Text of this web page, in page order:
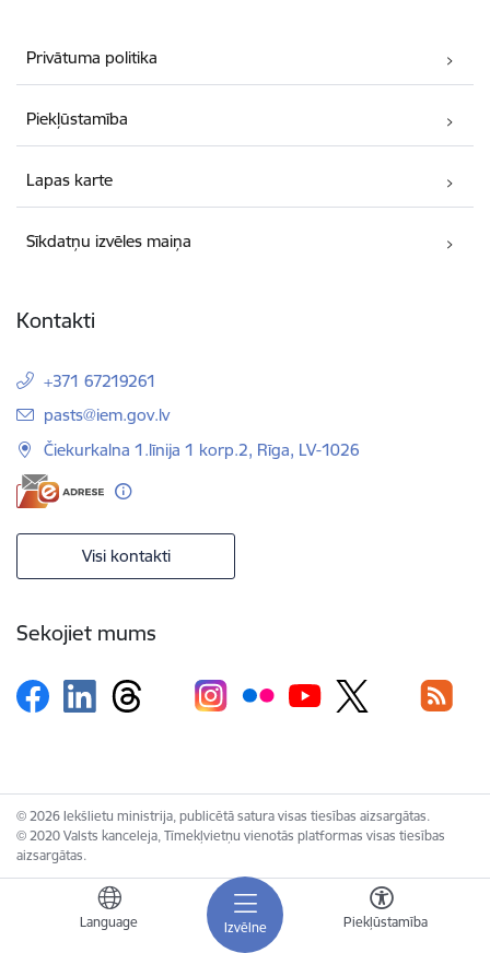
Izvēlne
Language Piekļūstamība
Privātuma politika
Piekļūstamība
Lapas karte
Sīkdatņu izvēles maiņa
Kontakti
+371 67219261
E-pasts:
pasts@iem.gov.lv
Čiekurkalna 1.līnija 1 korp.2, Rīga, LV-1026
Visi kontakti
Sekojiet mums
© 2026 Iekšlietu ministrija, publicētā satura visas tiesības aizsargātas.
© 2020 Valsts kanceleja, Tīmekļvietņu vienotās platformas visas tiesības
aizsargātas.